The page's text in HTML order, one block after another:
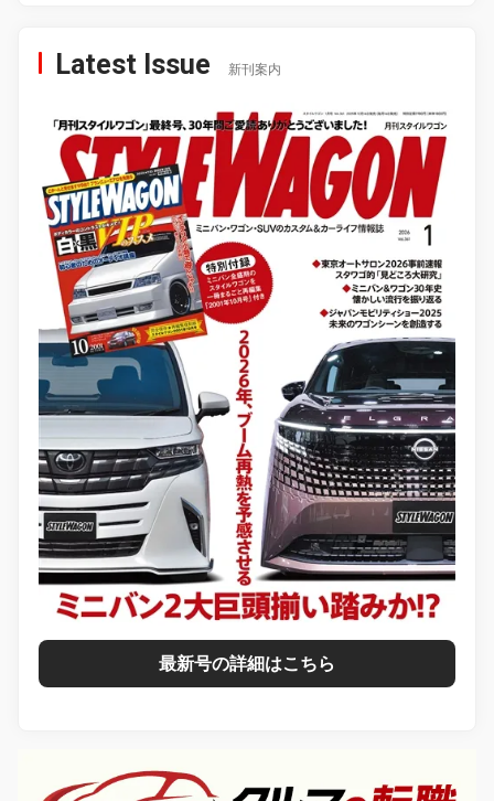
Latest Issue 新刊案内
最新号の詳細はこちら